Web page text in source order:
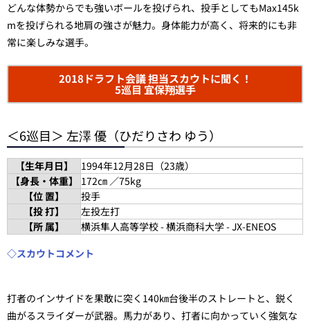
どんな体勢からでも強いボールを投げられ、投手としてもMax145k
mを投げられる地肩の強さが魅力。身体能力が高く、将来的にも非
常に楽しみな選手。
2018ドラフト会議 担当スカウトに聞く！
5巡目 宜保翔選手
＜6巡目＞ 左澤 優（ひだりさわ ゆう）
【生年月日】
1994年12月28日（23歳）
【身長・体重】
172㎝ ／75kg
【位 置】
投手
【投 打】
左投左打
【所 属】
横浜隼人高等学校 - 横浜商科大学 - JX-ENEOS
◇スカウトコメント
打者のインサイドを果敢に突く140㎞台後半のストレートと、鋭く
曲がるスライダーが武器。馬力があり、打者に向かっていく強気な